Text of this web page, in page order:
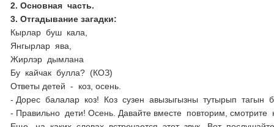
2. Основная часть.
3. Отгадывание загадки:
Кырлар буш кала,
Янгырлар ява,
Жирлэр дымлана
Бу кайчак булла? (КОЗ)
Ответы детей - коз, осень.
- Дорес балалар коз! Коз сузен авызыгызны тутырып тагын
- Правильно дети! Осень. Давайте вместе повторим,